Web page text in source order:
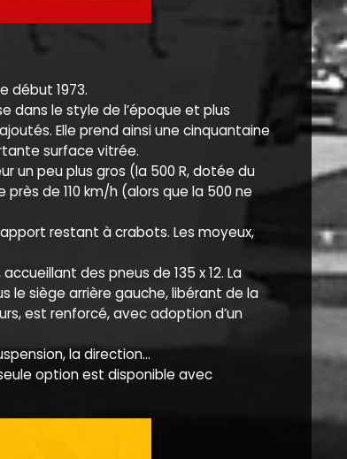
début 1973.
dans le style de l’époque et plus
Elle prend ainsi une cinquantaine
surface vitrée.
un peu plus gros (la 500 R, dotée du
de 110 km/h (alors que la 500 ne
restant à crabots. Les moyeux,
des pneus de 135 x 12. La
le siège arrière gauche, libérant de la
est renforcé, avec adoption d’un
la direction…
option est disponible avec